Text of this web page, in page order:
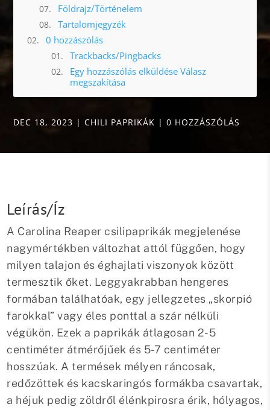
Földrajz/Történelem
Tartalomjegyzék
0 hozzászólás
Trackbacks/Pingbacks
Egy hozzászólás elküldése Válasz
megszakítása
DEC 18, 2023 |CHILI PAPRIKÁK |0 HOZZÁSZÓLÁS
Leírás/Íz
A Carolina Reaper csilipaprikák megjelenése
nagymértékben változhat attól függően, hogy
milyen talajon és éghajlati viszonyok között
termesztik őket. Leggyakrabban hengeres
formában találhatóak, egy jellegzetes „skorpió
farokkal” vagy éles ponttal a szár nélküli
végükön. Ezek a paprikák átlagosan 2-5
centiméter átmérőjűek és 5-7 centiméter
hosszúak. A termések mélyen ráncosak,
redőzöttek és kacskaringós formákba csavartak,
a héjuk pedig zöldről élénkpirosra érik, hólyagos,